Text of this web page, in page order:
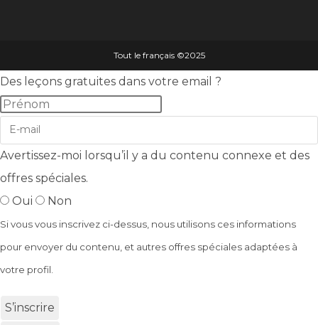
Tout le français ©️2025
Des leçons gratuites dans votre email ?
Avertissez-moi lorsqu’il y a du contenu connexe et des
offres spéciales.
Oui
Non
Si vous vous inscrivez ci-dessus, nous utilisons ces informations
pour envoyer du contenu, et autres offres spéciales adaptées à
votre profil.
S’inscrire